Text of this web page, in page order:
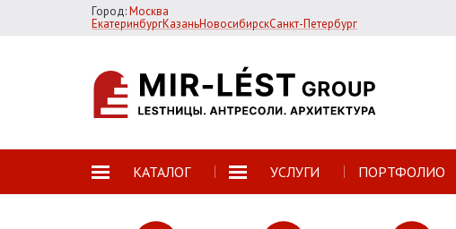
Город:Москва
ЕкатеринбургКазаньНовосибирскСанкт-Петербург
КАТАЛОГ УСЛУГИ ПОРТФОЛИО